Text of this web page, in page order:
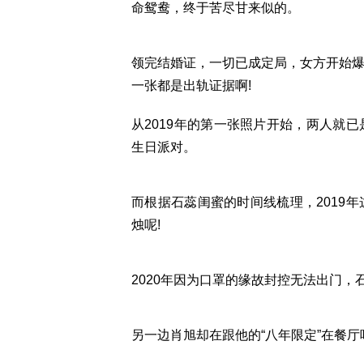
命鸳鸯，终于苦尽甘来似的。
领完结婚证，一切已成定局，女方开始
一张都是出轨证据啊!
从2019年的第一张照片开始，两人就
生日派对。
而根据石蕊闺蜜的时间线梳理，2019
烛呢!
2020年因为口罩的缘故封控无法出门，
另一边肖旭却在跟他的“八年限定”在餐